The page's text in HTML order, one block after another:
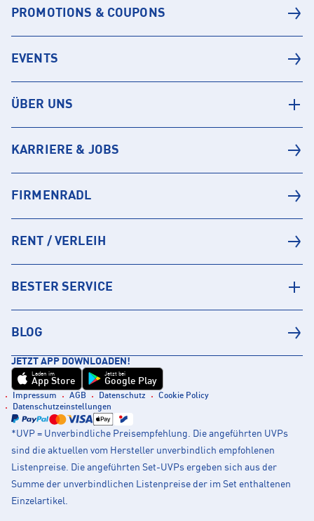
PROMOTIONS & COUPONS
EVENTS
ÜBER UNS
KARRIERE & JOBS
FIRMENRADL
RENT / VERLEIH
BESTER SERVICE
BLOG
JETZT APP DOWNLOADEN!
Laden im
App Store
Jetzt bei
Google Play
Impressum AGB Datenschutz
Cookie Policy
Datenschutzeinstellungen
*UVP = Unverbindliche Preisempfehlung. Die angeführten UVPs
sind die aktuellen vom Hersteller unverbindlich empfohlenen
Listenpreise. Die angeführten Set-UVPs ergeben sich aus der
Summe der unverbindlichen Listenpreise der im Set enthaltenen
Einzelartikel.